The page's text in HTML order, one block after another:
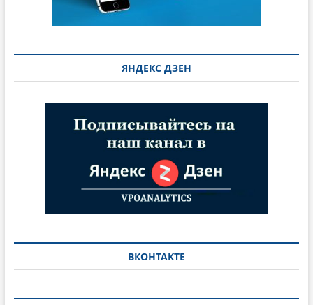
ЯНДЕКС ДЗЕН
ВКОНТАКТЕ